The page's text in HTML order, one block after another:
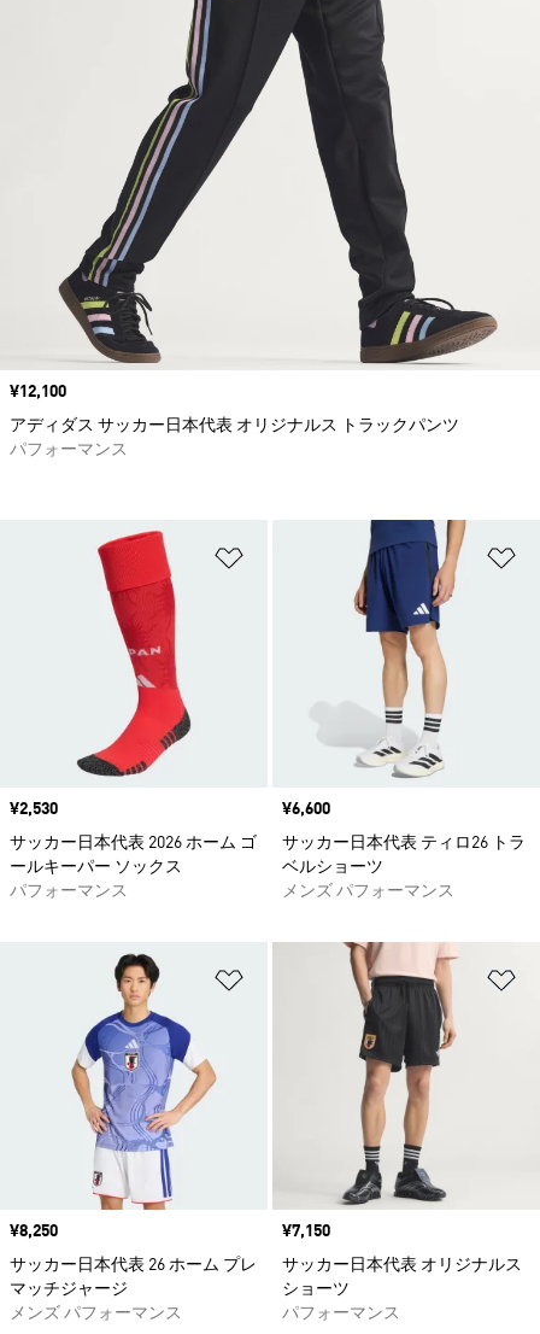
ほしいものリストに追加
価格
¥2,530
サッカー日本代表 2026 ホーム ゴ
ールキーパー ソックス
パフォーマンス
価格
¥6,600
サッカー日本代表 ティロ26 トラ
ベルショーツ
メンズ パフォーマンス
ほしいものリストに追加
価格
¥8,250
サッカー日本代表 26 ホーム プレ
マッチジャージ
メンズ パフォーマンス
価格
¥7,150
サッカー日本代表 オリジナルス
ショーツ
パフォーマンス
価格
¥12,100
アディダス サッカー日本代表 オリジナルス トラックパンツ
パフォーマンス